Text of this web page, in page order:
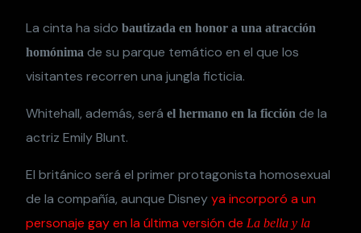
La cinta ha sidobautizada en honor a una atracción
homónima de su parque temático en el que los
visitantes recorren una jungla ficticia.
Whitehall, además, seráel hermano en la ficción de la
actriz Emily Blunt.
El británico será el primer protagonista homosexual
de la compañía, aunque Disneyya incorporó a un
personaje gay en la última versión deLa bella y la